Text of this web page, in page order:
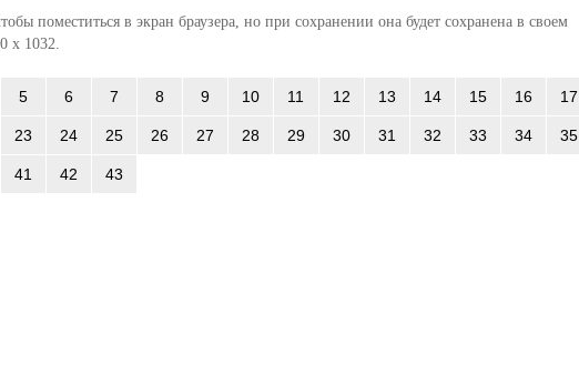
поместиться в экран браузера, но при сохранении она будет сохранена в своем
x 1032.
5 6 7 8 9 10 11 12 13 14 15 16 17
23 24 25 26 27 28 29 30 31 32 33 34 35
41 42 43